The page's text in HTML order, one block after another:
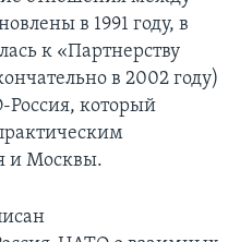
в 1991 году, в
к «Партнерству
в 2002 году)
Россия, который
и Москвы.